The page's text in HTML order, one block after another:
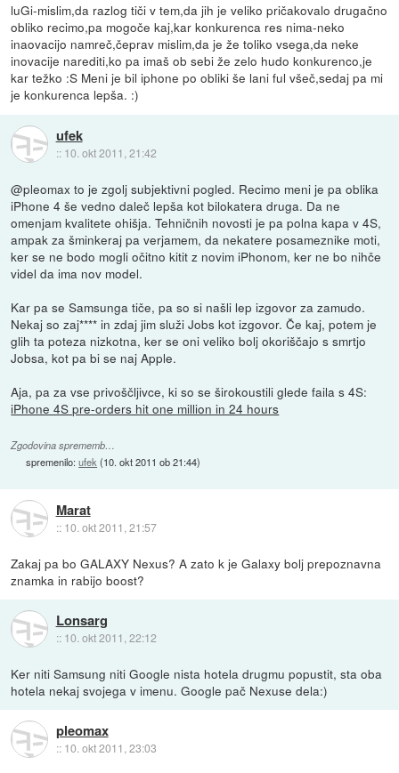
luGi-mislim,da razlog tiči v tem,da jih je veliko pričakovalo drugačno
obliko recimo,pa mogoče kaj,kar konkurenca res nima-neko
inaovacijo namreč,čeprav mislim,da je že toliko vsega,da neke
inovacije narediti,ko pa imaš ob sebi že zelo hudo konkurenco,je
kar težko :S Meni je bil iphone po obliki še lani ful všeč,sedaj pa mi
je konkurenca lepša. :)
ufek
:: 10. okt 2011, 21:42
@pleomax to je zgolj subjektivni pogled. Recimo meni je pa oblika
iPhone 4 še vedno daleč lepša kot bilokatera druga. Da ne
omenjam kvalitete ohišja. Tehničnih novosti je pa polna kapa v 4S,
ampak za šminkeraj pa verjamem, da nekatere posameznike moti,
ker se ne bodo mogli očitno kitit z novim iPhonom, ker ne bo nihče
videl da ima nov model.
Kar pa se Samsunga tiče, pa so si našli lep izgovor za zamudo.
Nekaj so zaj**** in zdaj jim služi Jobs kot izgovor. Če kaj, potem je
glih ta poteza nizkotna, ker se oni veliko bolj okoriščajo s smrtjo
Jobsa, kot pa bi se naj Apple.
Aja, pa za vse privoščljivce, ki so se širokoustili glede faila s 4S:
iPhone 4S pre-orders hit one million in 24 hours
Zgodovina sprememb…
spremenilo:ufek (10. okt 2011 ob 21:44)
Marat
:: 10. okt 2011, 21:57
Zakaj pa bo GALAXY Nexus? A zato k je Galaxy bolj prepoznavna
znamka in rabijo boost?
Lonsarg
:: 10. okt 2011, 22:12
Ker niti Samsung niti Google nista hotela drugmu popustit, sta oba
hotela nekaj svojega v imenu. Google pač Nexuse dela:)
pleomax
:: 10. okt 2011, 23:03